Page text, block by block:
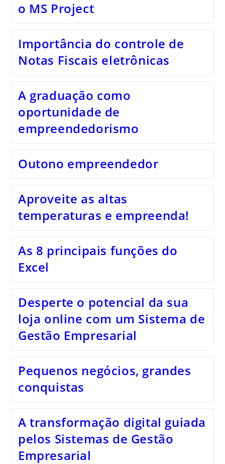
o MS Project
Importância do controle de
Notas Fiscais eletrônicas
A graduação como
oportunidade de
empreendedorismo
Outono empreendedor
Aproveite as altas
temperaturas e empreenda!
As 8 principais funções do
Excel
Desperte o potencial da sua
loja online com um Sistema de
Gestão Empresarial
Pequenos negócios, grandes
conquistas
A transformação digital guiada
pelos Sistemas de Gestão
Empresarial